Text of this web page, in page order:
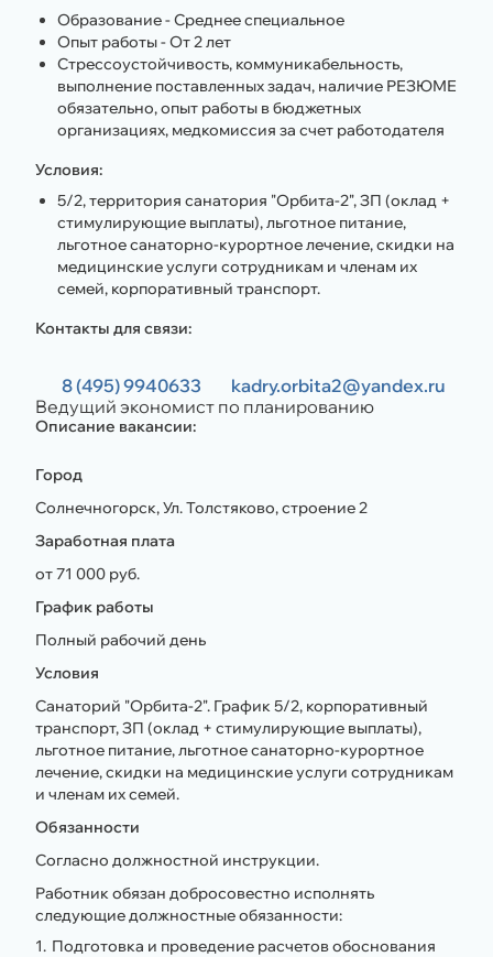
Образование - Среднее специальное
Опыт работы - От 2 лет
Стрессоустойчивость, коммуникабельность,
выполнение поставленных задач, наличие РЕЗЮМЕ
обязательно, опыт работы в бюджетных
организациях, медкомиссия за счет работодателя
Условия:
5/2, территория санатория "Орбита-2", ЗП (оклад +
стимулирующие выплаты), льготное питание,
льготное санаторно-курортное лечение, скидки на
медицинские услуги сотрудникам и членам их
семей, корпоративный транспорт.
Контакты для связи:
8 (495) 9940633
kadry.orbita2@yandex.ru
Ведущий экономист по планированию
Описание вакансии:
Город
Солнечногорск, Ул. Толстяково, строение 2
Заработная плата
от 71 000 руб.
График работы
Полный рабочий день
Условия
Санаторий "Орбита-2". График 5/2, корпоративный
транспорт, ЗП (оклад + стимулирующие выплаты),
льготное питание, льготное санаторно-курортное
лечение, скидки на медицинские услуги сотрудникам
и членам их семей.
Обязанности
Согласно должностной инструкции.
Работник обязан добросовестно исполнять
следующие должностные обязанности:
Подготовка и проведение расчетов обоснования